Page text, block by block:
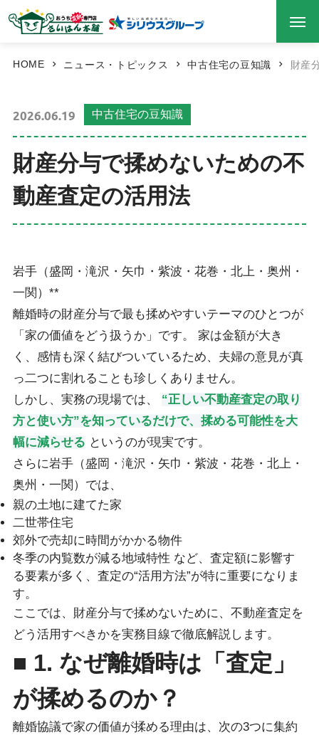
HOME ニュース・トピックス 中古住宅の豆知識 財産
2026.06.19 中古住宅の豆知識
財産分与で揉めないための不
動産査定の活用法
岩手（盛岡・滝沢・矢巾・紫波・花巻・北上・奥州・
一関）**
離婚時の財産分与で最も揉めやすいテーマのひとつが
「家の価値をどう扱うか」です。 家は金額が大き
く、感情も深く結びついているため、夫婦の意見が真
っ二つに割れることも珍しくありません。
しかし、実務の現場では、 “正しい不動産査定の取り
方と使い方”を知っているだけで、揉める可能性を大
幅に減らせる というのが現実です。
さらに岩手（盛岡・滝沢・矢巾・紫波・花巻・北上・
奥州・一関）では、
親の土地に建てた家
二世帯住宅
郊外で売却に時間がかかる物件
冬季の内覧数が減る地域特性 など、査定額に影響す
る要素が多く、査定の“活用方法”が特に重要になりま
す。
ここでは、財産分与で揉めないために、不動産査定を
どう活用すべきかを実務目線で徹底解説します。
■ 1. なぜ離婚時は「査定」
が揉めるのか？
離婚協議で家の価値が揉める理由は、次の3つに集約